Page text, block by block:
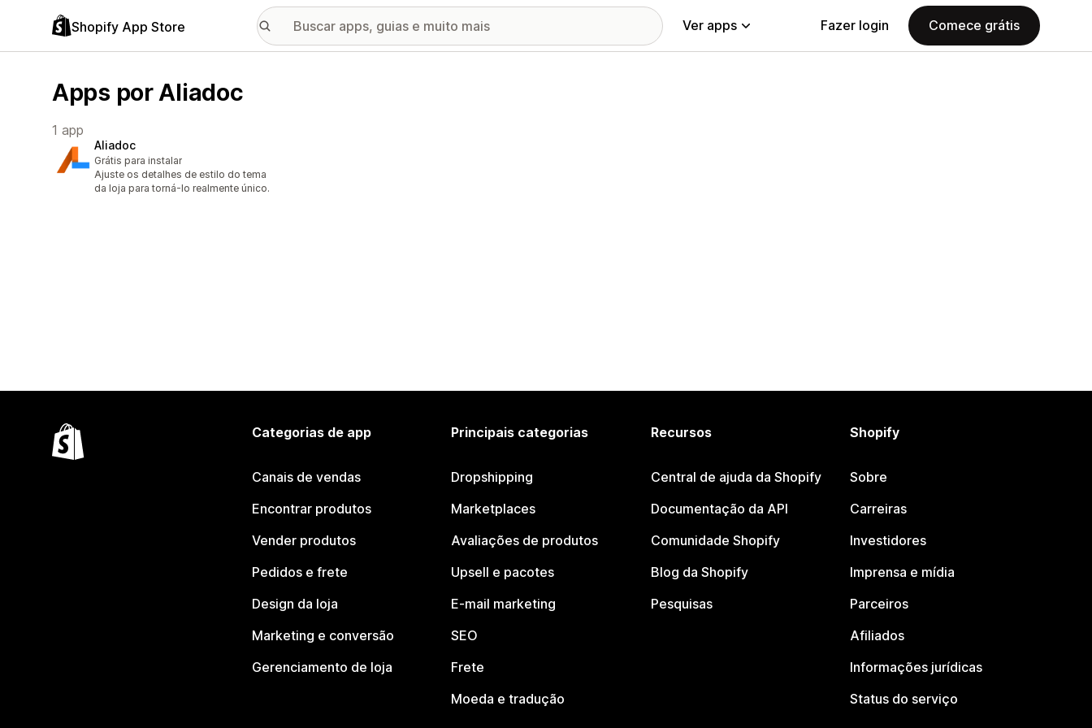
Shopify App Store Ver apps Fazer login Comece grátis
Apps por Aliadoc
1 app
Aliadoc
Grátis para instalar
Ajuste os detalhes de estilo do tema
da loja para torná-lo realmente único.
Categorias de app
Canais de vendas
Encontrar produtos
Vender produtos
Pedidos e frete
Design da loja
Marketing e conversão
Gerenciamento de loja
Principais categorias
Dropshipping
Marketplaces
Avaliações de produtos
Upsell e pacotes
E-mail marketing
SEO
Frete
Moeda e tradução
Recursos
Central de ajuda da Shopify
Documentação da API
Comunidade Shopify
Blog da Shopify
Pesquisas
Shopify
Sobre
Carreiras
Investidores
Imprensa e mídia
Parceiros
Afiliados
Informações jurídicas
Status do serviço